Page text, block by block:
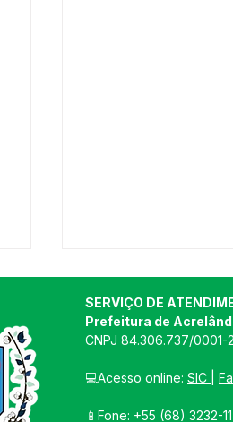
SERVIÇO DE
Prefeitura de
CNPJ 84.306.737/0001-
💻Acesso online: SIC
📱Fone: +55 (68) 3232-